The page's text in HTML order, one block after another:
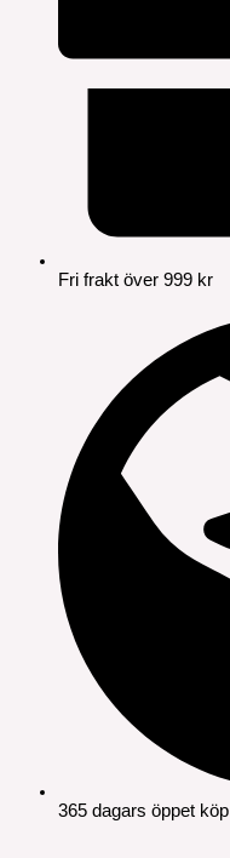
Fri frakt över 999 kr
365 dagars öppet köp